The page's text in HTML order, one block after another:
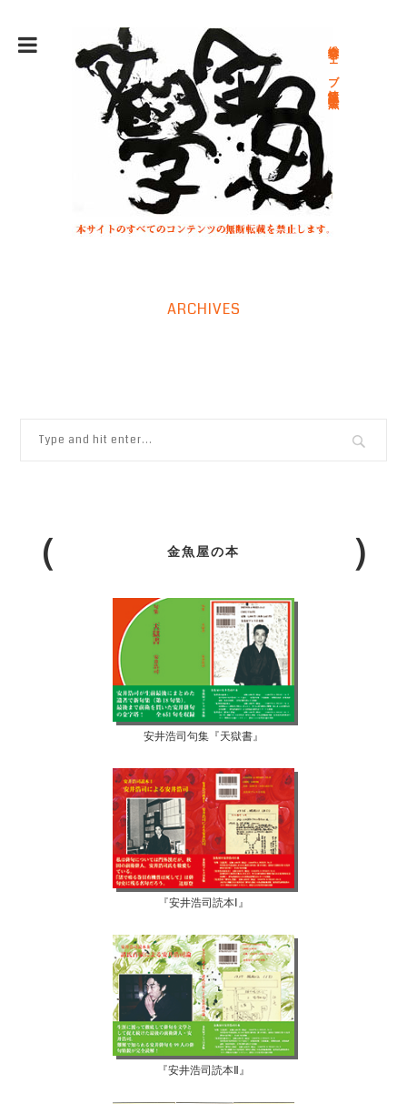
総合文学ウェブ情報誌 文学金魚
ARCHIVES
金魚屋の本
安井浩司句集『天獄書』
『安井浩司読本Ⅰ』
『安井浩司読本Ⅱ』